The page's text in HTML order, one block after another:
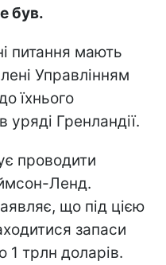
був.
питання мають
Управлінням
їхнього
уряді Гренландії.
проводити
Ленд.
що під цією
запаси
1 трлн доларів.